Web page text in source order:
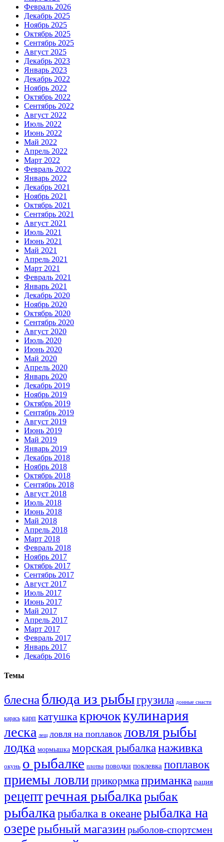
Февраль 2026
Декабрь 2025
Ноябрь 2025
Октябрь 2025
Сентябрь 2025
Август 2025
Декабрь 2023
Январь 2023
Декабрь 2022
Ноябрь 2022
Октябрь 2022
Сентябрь 2022
Август 2022
Июль 2022
Июнь 2022
Май 2022
Апрель 2022
Март 2022
Февраль 2022
Январь 2022
Декабрь 2021
Ноябрь 2021
Октябрь 2021
Сентябрь 2021
Август 2021
Июль 2021
Июнь 2021
Май 2021
Апрель 2021
Март 2021
Февраль 2021
Январь 2021
Декабрь 2020
Ноябрь 2020
Октябрь 2020
Сентябрь 2020
Август 2020
Июль 2020
Июнь 2020
Май 2020
Апрель 2020
Январь 2020
Декабрь 2019
Ноябрь 2019
Октябрь 2019
Сентябрь 2019
Август 2019
Июнь 2019
Май 2019
Январь 2019
Декабрь 2018
Ноябрь 2018
Октябрь 2018
Сентябрь 2018
Август 2018
Июль 2018
Июнь 2018
Май 2018
Апрель 2018
Март 2018
Февраль 2018
Ноябрь 2017
Октябрь 2017
Сентябрь 2017
Август 2017
Июль 2017
Июнь 2017
Май 2017
Апрель 2017
Март 2017
Февраль 2017
Январь 2017
Декабрь 2016
Темы
блеснаблюда из рыбыгрузила донные снасти
карась карп катушкакрючоккулинария
леска лещ ловля на поплавок ловля рыбы
лодка мормышка морская рыбалканаживка
окунь о рыбалке плотва поводки поклевка поплавок
приемы ловлиприкормкаприманка рация
рецептречная рыбалкарыбак
рыбалкарыбалка в океанерыбалка на
озерерыбный магазинрыболов-спортсмен